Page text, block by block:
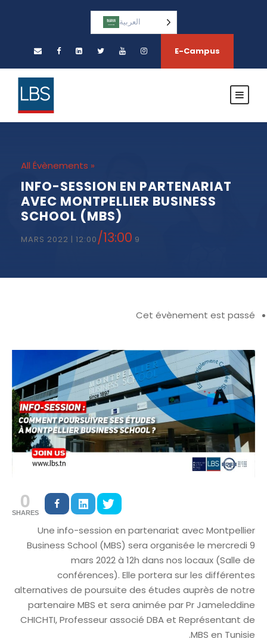
العربية‏
E-Campus
« All Évènements
INFO-SESSION EN PARTENARIAT
AVEC MONTPELLIER BUSINESS
SCHOOL (MBS)
9 MARS 2022 | 12:00
/13:00
Cet évènement est passé
0
SHARES
Une info-session en partenariat avec Montpellier
Business School (MBS) sera organisée le mercredi 9
mars 2022 à 12h dans nos locaux (Salle de
conférences). Elle portera sur les différentes
alternatives de poursuite des études auprès de notre
partenaire MBS et sera animée par Pr Jameleddine
CHICHTI, Professeur associé DBA et Représentant de
MBS en Tunisie.